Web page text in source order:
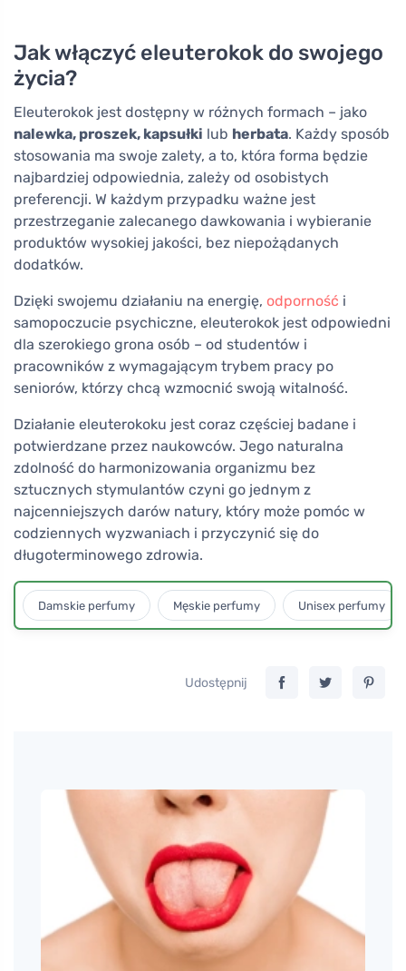
Jak włączyć eleuterokok do swojego
życia?
Eleuterokok jest dostępny w różnych formach – jako
nalewka, proszek, kapsułki lub herbata. Każdy sposób
stosowania ma swoje zalety, a to, która forma będzie
najbardziej odpowiednia, zależy od osobistych
preferencji. W każdym przypadku ważne jest
przestrzeganie zalecanego dawkowania i wybieranie
produktów wysokiej jakości, bez niepożądanych
dodatków.
Dzięki swojemu działaniu na energię, odporność i
samopoczucie psychiczne, eleuterokok jest odpowiedni
dla szerokiego grona osób – od studentów i
pracowników z wymagającym trybem pracy po
seniorów, którzy chcą wzmocnić swoją witalność.
Działanie eleuterokoku jest coraz częściej badane i
potwierdzane przez naukowców. Jego naturalna
zdolność do harmonizowania organizmu bez
sztucznych stymulantów czyni go jednym z
najcenniejszych darów natury, który może pomóc w
codziennych wyzwaniach i przyczynić się do
długoterminowego zdrowia.
Damskie perfumy Męskie perfumy Unisex perfumy
Udostępnij